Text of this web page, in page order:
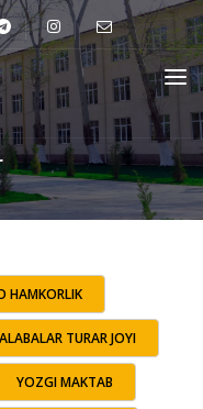
HAMKORLIK
TURAR JOYI
YOZGI MAKTAB